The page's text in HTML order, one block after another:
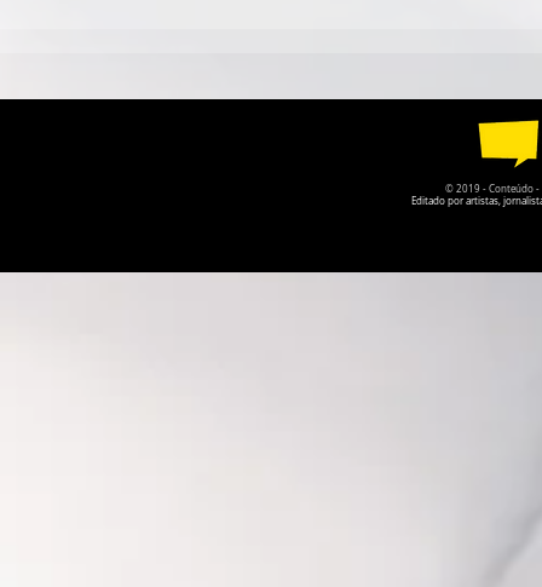
GUILHERME & SANTIAGO
DA
© 2019 - Conteúdo -
Editado por artistas,